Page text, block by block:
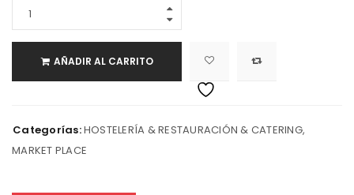
AÑADIR AL CARRITO
Categorías:HOSTELERÍA & RESTAURACIÓN & CATERING,
MARKET PLACE